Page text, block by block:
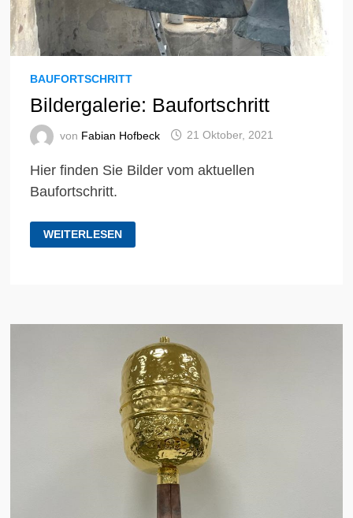
BAUFORTSCHRITT
Bildergalerie: Baufortschritt
von Fabian Hofbeck 21 Oktober, 2021
Hier finden Sie Bilder vom aktuellen
Baufortschritt.
BILDERGALERIE:
BAUFORTSCHRITT
WEITERLESEN